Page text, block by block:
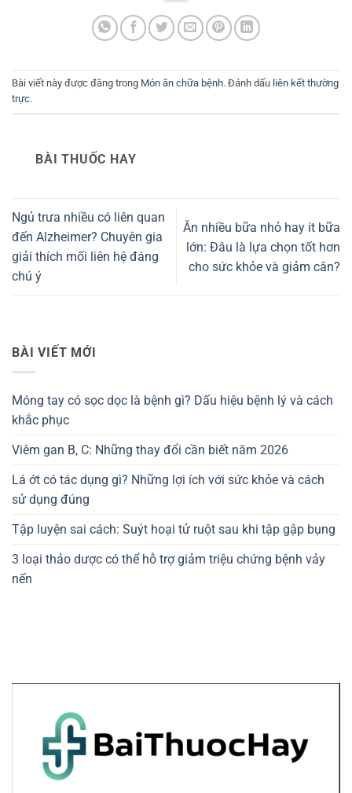
Bài viết này được đăng trong Món ăn chữa bệnh. Đánh dấu liên kết thường
trực.
BÀI THUỐC HAY
Ngủ trưa nhiều có liên quan
đến Alzheimer? Chuyên gia
giải thích mối liên hệ đáng
chú ý
Ăn nhiều bữa nhỏ hay ít bữa
lớn: Đâu là lựa chọn tốt hơn
cho sức khỏe và giảm cân?
BÀI VIẾT MỚI
Móng tay có sọc dọc là bệnh gì? Dấu hiệu bệnh lý và cách
khắc phục
Viêm gan B, C: Những thay đổi cần biết năm 2026
Lá ớt có tác dụng gì? Những lợi ích với sức khỏe và cách
sử dụng đúng
Tập luyện sai cách: Suýt hoại tử ruột sau khi tập gập bụng
3 loại thảo dược có thể hỗ trợ giảm triệu chứng bệnh vảy
nến